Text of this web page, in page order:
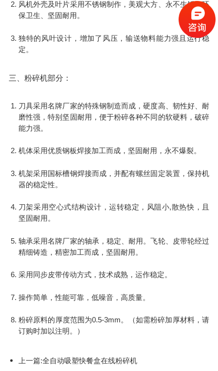
风机外壳及叶片采用不锈钢制作，美观大方、永不生锈、环
保卫生、坚固耐用。
独特的风叶设计，增加了风压，输送物料能力强且运行稳
定。
三、粉碎机部分：
刀具采用名牌厂家的特殊钢制造而成，硬度高、韧性好、耐
磨性强，特别坚固耐用，便于粉碎各种不同的软硬料，破碎
能力强。
机体采用优质钢板焊接加工而成，坚固耐用，永不爆裂。
机架采用国标槽钢焊接而成，并配有螺丝固定装置，保持机
器的稳定性。
刀架采用空心式结构设计，运转稳定，风阻小,散热快，且
坚固耐用。
轴承采用名牌厂家的轴承，稳定、耐用。飞轮、皮带轮经过
精细铸造，精密加工而成，坚固耐用。
采用同步皮带传动方式，技术成熟，运作稳定。
操作简单，性能可靠，低噪音，高质量。
粉碎原料的厚度范围为0.5-3mm。（如需粉碎加厚材料，请
订购时加以注明。）
上一篇:全自动吸塑快餐盒在线粉碎机